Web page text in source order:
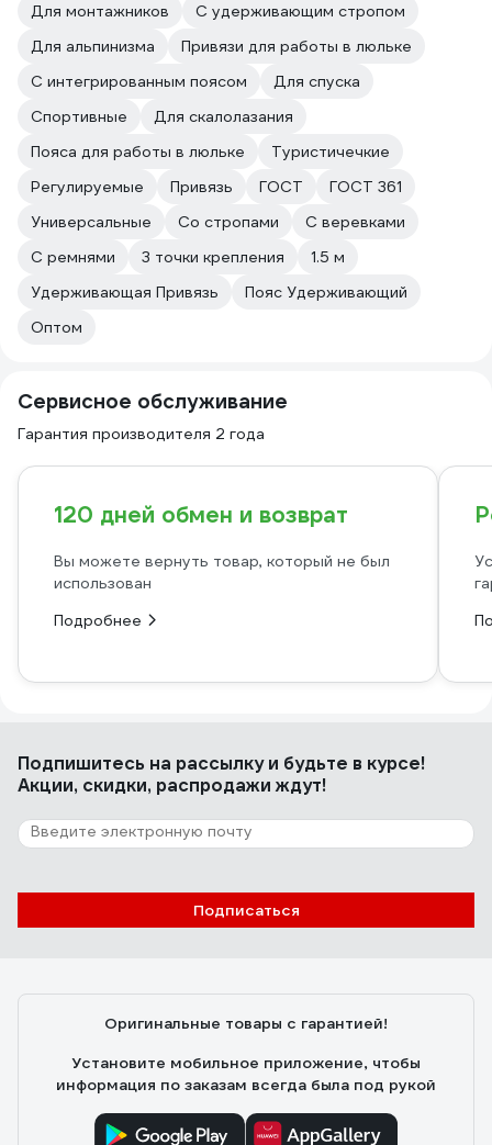
Для монтажников
С удерживающим стропом
Для альпинизма
Привязи для работы в люльке
С интегрированным поясом
Для спуска
Спортивные
Для скалолазания
Пояса для работы в люльке
Туристичечкие
Регулируемые
Привязь ГОСТ
ГОСТ 361
Универсальные
Со стропами
С веревками
С ремнями
3 точки крепления
1.5 м
Удерживающая Привязь
Пояс Удерживающий
Оптом
Сервисное обслуживание
Гарантия производителя 2 года
120 дней обмен и возврат
Вы можете вернуть товар, который не был
использован
Подробнее
Подпишитесь на рассылкуи будьте в курсе!
Акции, скидки, распродажи ждут!
Подписаться
Оригинальные товары с гарантией!
Установите мобильное приложение, чтобы
информация по заказам всегда была под рукой